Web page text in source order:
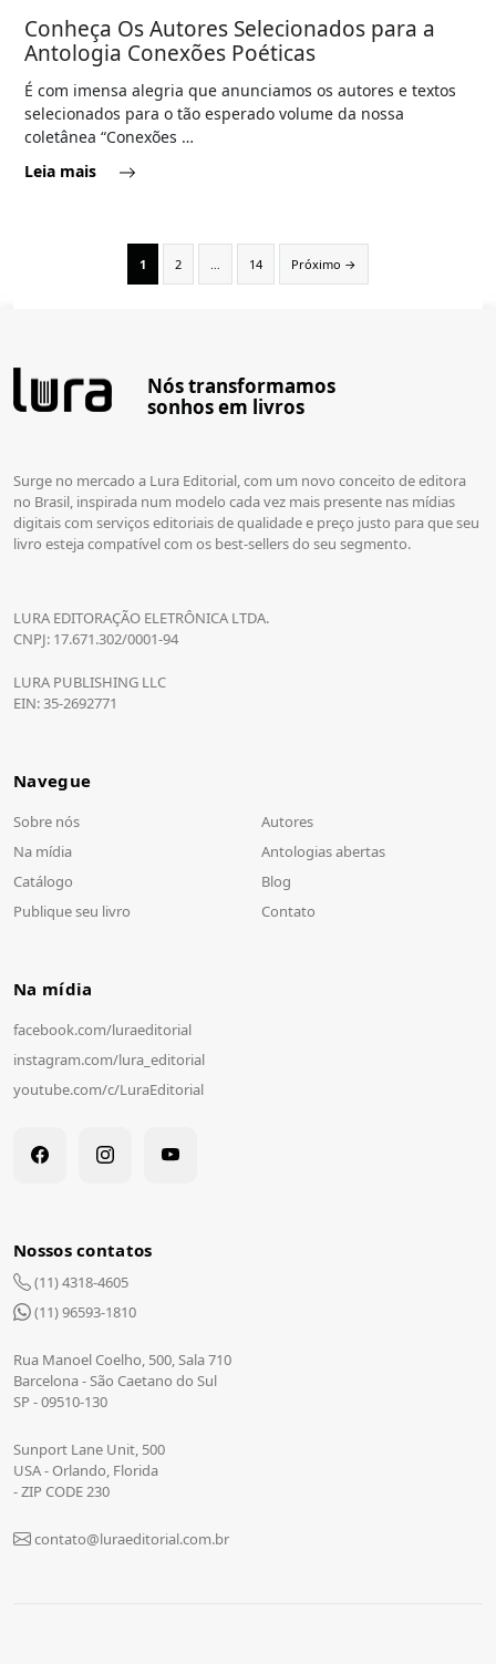
Conheça Os Autores Selecionados para a
Antologia Conexões Poéticas
É com imensa alegria que anunciamos os autores e textos
selecionados para o tão esperado volume da nossa
coletânea “Conexões …
Leia mais
Page
1 Page
2 … Page
14 Próximo →
Nós transformamos
sonhos em livros
Surge no mercado a Lura Editorial, com um novo conceito de editora
no Brasil, inspirada num modelo cada vez mais presente nas mídias
digitais com serviços editoriais de qualidade e preço justo para que seu
livro esteja compatível com os best-sellers do seu segmento.
LURA EDITORAÇÃO ELETRÔNICA LTDA.
CNPJ: 17.671.302/0001-94
LURA PUBLISHING LLC
EIN: 35-2692771
Navegue
Sobre nós
Na mídia
Catálogo
Publique seu livro
Autores
Antologias abertas
Blog
Contato
Na mídia
facebook.com/luraeditorial
instagram.com/lura_editorial
youtube.com/c/LuraEditorial
Nossos contatos
(11) 4318-4605
(11) 96593-1810
Rua Manoel Coelho, 500, Sala 710
Barcelona - São Caetano do Sul
SP - 09510-130
Sunport Lane Unit, 500
USA - Orlando, Florida
- ZIP CODE 230
contato@luraeditorial.com.br